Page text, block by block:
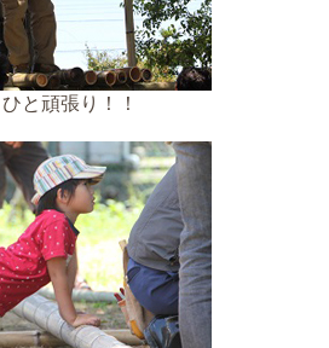
と頑張り！！